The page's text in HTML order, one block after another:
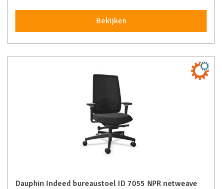
Bekijken
Dauphin Indeed bureaustoel ID 7055 NPR netweave